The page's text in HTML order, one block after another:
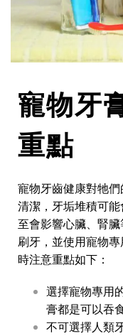
寵物牙
重點
寵物牙齒健康對牠
清潔，牙垢堆積可
至會影響心臟、腎
刷牙，並使用寵物
時注意重點如下：
選擇寵物專用
膏都是可以吞
不可選擇人類